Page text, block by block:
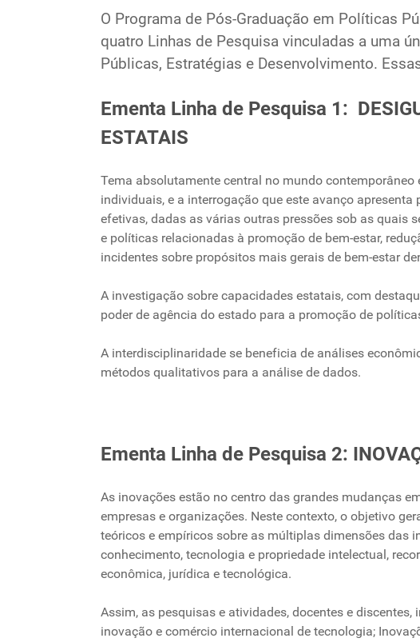
O Programa de Pós-Graduação em Políticas
quatro Linhas de Pesquisa vinculadas a uma
Públicas, Estratégias e Desenvolvimento.
Ementa Linha de Pesquisa 1:
ESTATAIS
Tema absolutamente central no mundo
individuais, e a interrogação que este avanço
efetivas, dadas as várias outras pressões sob as quais
e políticas relacionadas à promoção de bem-estar,
incidentes sobre propósitos mais gerais de bem-estar
A investigação sobre capacidades estatais, com
poder de agência do estado para a promoção de
A interdisciplinaridade se beneficia de análises
métodos qualitativos para a análise de dados.
Ementa Linha de Pesquisa 2:
As inovações estão no centro das grandes mudanças
empresas e organizações. Neste contexto, o objetivo
teóricos e empíricos sobre as múltiplas dimensões das
conhecimento, tecnologia e propriedade intelectual,
econômica, jurídica e tecnológica.
Assim, as pesquisas e atividades, docentes e
inovação e comércio internacional de tecnologia;